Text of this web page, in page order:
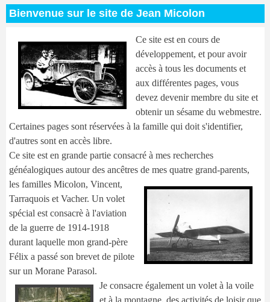
Bienvenue sur le site de Jean Micolon
Ce site est en cours de
développement, et pour avoir
accès à tous les documents et
aux différentes pages, vous
devez devenir membre du site et
obtenir un sésame du webmestre.
Certaines pages sont réservées à la famille qui doit s'identifier,
d'autres sont en accès libre.
Ce site est en grande partie consacré à mes recherches
généalogiques autour des ancêtres de mes quatre grand-parents,
les familles Micolon, Vincent,
Tarraquois et Vacher. Un volet
spécial est consacrè à l'aviation
de la guerre de 1914-1918
durant laquelle mon grand-père
Félix a passé son brevet de pilote
sur un Morane Parasol.
Je consacre également un volet à la voile
et à la montagne, des activités de loisir que